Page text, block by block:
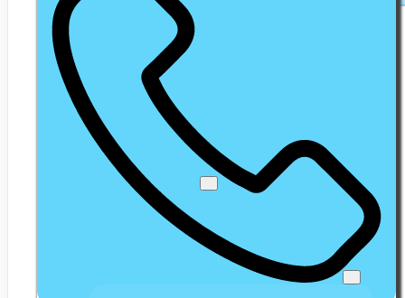
Webshop Zakelijk
Klanten
Senioren Telefonie
Webshop
🔥 Outlet Deals
Electronica & Gadgets